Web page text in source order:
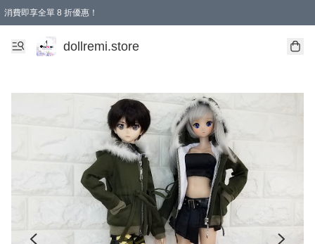
消費即享全單 8 折優惠！
購物滿 HKD 1500.00即享免運費優惠！（適用於 本地送貨、本地取貨、國際送貨 )
dollremi.store